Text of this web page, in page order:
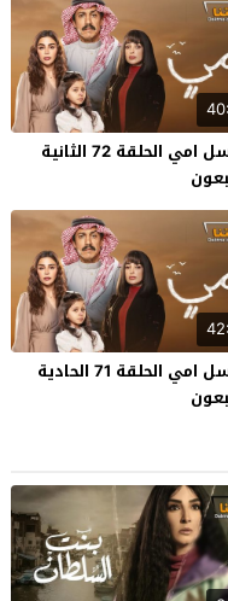
مسلسل امي الحلقة 72 الثانية
مسلسل امي الحلقة 71 الحادية